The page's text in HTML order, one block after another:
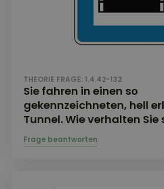
THEORIE FRAGE: 1.4.42-132
Sie fahren in einen so
gekennzeichneten, hell
Tunnel. Wie verhalten Sie